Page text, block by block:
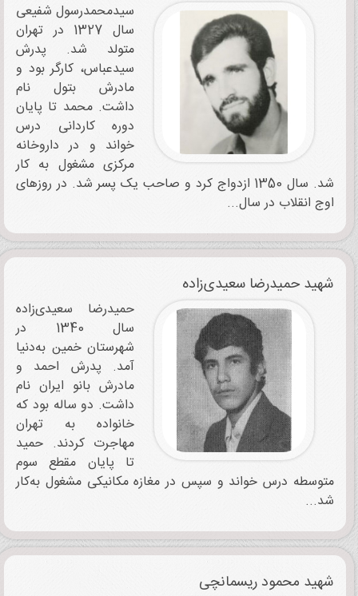
سیدمحمدرسول شفیعی
سال 1327 در تهران
متولد شد. پدرش
سیدعباس، کارگر بود و
مادرش بتول نام
داشت. محمد تا پایان
دوره کاردانی درس‌
خواند و در داروخانه
مرکزی مشغول به ‌کار
شد. سال 1350 ازدواج کرد و صاحب یک پسر شد. در روزهای
اوج انقلاب در سال...
شهید حمیدرضا سعیدی‌زاده
حمیدرضا سعیدی‌زاده
سال 1340 در
شهرستان خمین به‌دنیا
آمد. پدرش احمد و
مادرش بانو ایران نام
‌داشت. دو ساله بود که
خانواده به تهران
مهاجرت کردند. حمید
تا پایان مقطع سوم
متوسطه درس ‌خواند و سپس در مغازه مکانیکی مشغول به‌کار
شد...
شهید محمود ریسمانچی